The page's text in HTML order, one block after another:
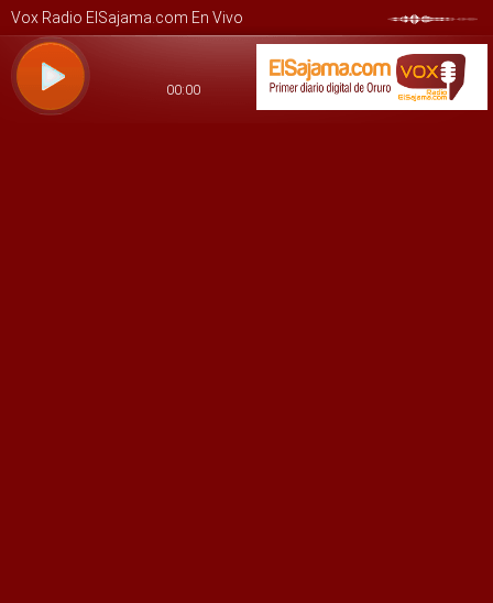
Vox Radio ElSajama.com En Vivo
00:00